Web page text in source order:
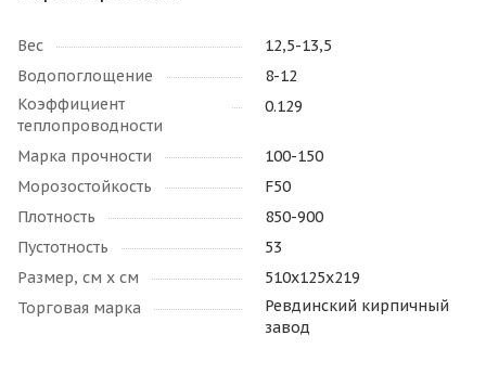
Вес
12,5-13,5
Водопоглощение
8-12
Коэффициент
теплопроводности
0.129
Марка прочности
100-150
Морозостойкость
F50
Плотность
850-900
Пустотность
53
Размер, см х см
510х125х219
Торговая марка
Ревдинский кирпичный
завод